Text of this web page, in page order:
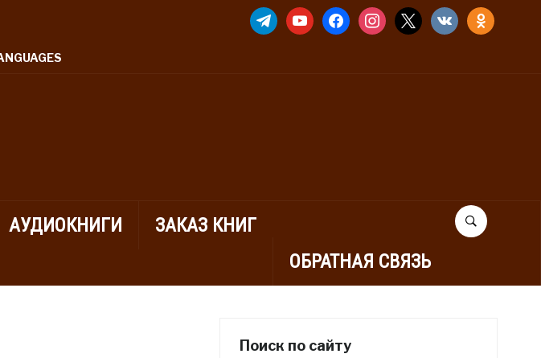
TELEGRAMYOUTUBEFACEBOOKINSTAGRAM
X VKONTAKTE
АУДИОКНИГИ
ЗАКАЗ КНИГ
ОБРАТНАЯ СВЯЗЬ
Поиск по сайту